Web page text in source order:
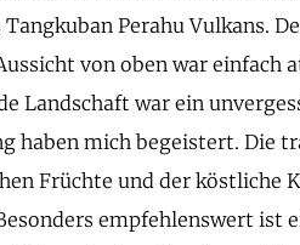
Perahu Vulkans.
von oben war einfach
Landschaft war ein
haben mich begeistert. Die
Früchte und der köstliche
empfehlenswert ist